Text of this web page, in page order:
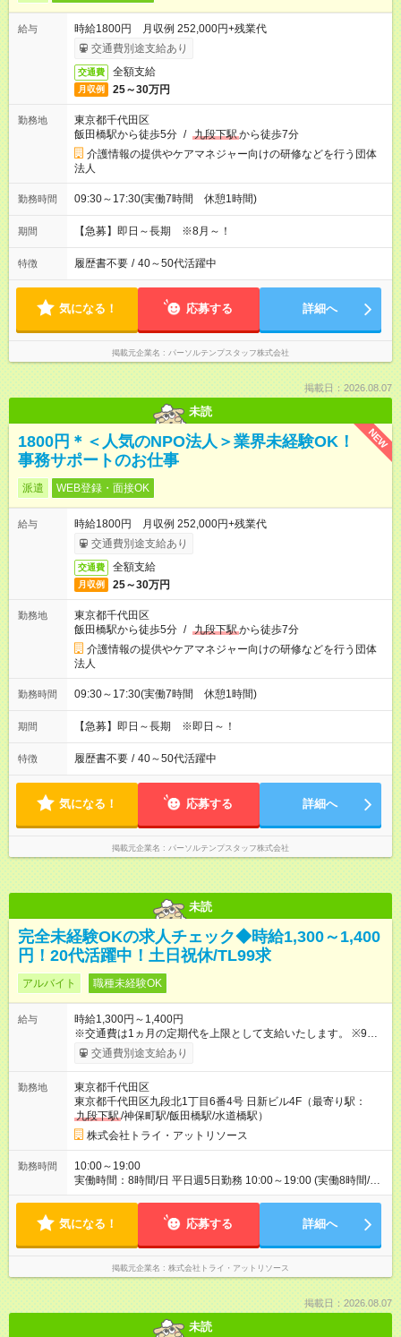
給与
時給1800円 月収例 252,000円+残業代
交通費別途支給あり
交通費 全額支給
月収例 25～30万円
勤務地
東京都千代田区
飯田橋駅から徒歩5分 / 九段下駅から徒歩7分
介護情報の提供やケアマネジャー向けの研修などを行う団体
法人
勤務時間 09:30～17:30(実働7時間 休憩1時間)
期間 【急募】即日～長期 ※8月～！
特徴 履歴書不要 / 40～50代活躍中
気になる！ 応募する 詳細へ
掲載元企業名 パーソルテンプスタッフ株式会社
掲載日：2026.08.07
未読
NEW
1800円＊＜人気のNPO法人＞業界未経験OK！
事務サポートのお仕事
派遣 WEB登録・面接OK
給与
時給1800円 月収例 252,000円+残業代
交通費別途支給あり
交通費 全額支給
月収例 25～30万円
勤務地
東京都千代田区
飯田橋駅から徒歩5分 / 九段下駅から徒歩7分
介護情報の提供やケアマネジャー向けの研修などを行う団体
法人
勤務時間 09:30～17:30(実働7時間 休憩1時間)
期間 【急募】即日～長期 ※即日～！
特徴 履歴書不要 / 40～50代活躍中
気になる！ 応募する 詳細へ
掲載元企業名 パーソルテンプスタッフ株式会社
未読
完全未経験OKの求人チェック◆時給1,300～1,400
円！20代活躍中！土日祝休/TL99求
アルバイト 職種未経験OK
給与
時給1,300円～1,400円
※交通費は1ヵ月の定期代を上限として支給いたします。 ※9月
末までの間、繁忙手当てとして、通常時給1,300円＋繁忙手当
100円＝時給1,400円にてご勤務いただきます。 ※10月以降は、
り 【試用期間】試用期間あり 試用期間の長さ：1ヶ月 雇用形
態、給与は本採用時と同じです。
交通費別途支給あり
勤務地
東京都千代田区
東京都千代田区九段北1丁目6番4号 日新ビル4F（最寄り駅：
九段下駅/神保町駅/飯田橋駅/水道橋駅）
株式会社トライ・アットリソース
勤務時間
10:00～19:00
実働時間：8時間/日 平日週5日勤務 10:00～19:00 (実働8時間/休
憩1時間) ※最初は週4日～、慣れてきたら週5日勤務へのご相談
気になる！ 応募する 詳細へ
掲載元企業名 株式会社トライ・アットリソース
掲載日：2026.08.07
未読